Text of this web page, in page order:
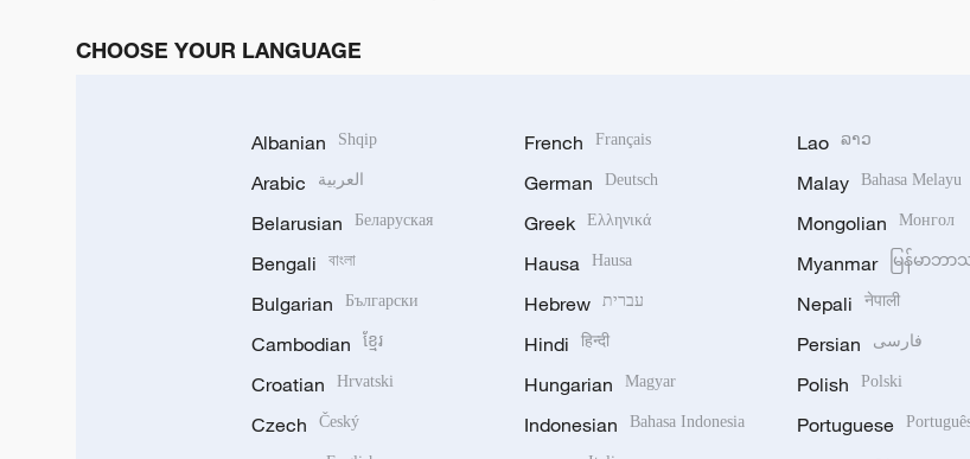
CHOOSE YOUR LANGUAGE
Albanian Shqip
Arabic العربية
Belarusian Беларуская
Bengali বাংলা
Bulgarian Български
Cambodian ខ្មែរ
Croatian Hrvatski
Czech Český
French Français
German Deutsch
Greek Ελληνικά
Hausa Hausa
Hebrew עברית
Hindi हिन्दी
Hungarian Magyar
Indonesian Bahasa Indonesia
Lao ລາວ
Malay Bahasa Melayu
Mongolian Монгол
Myanmar မြန်မာဘာ
Nepali नेपाली
Persian فارسی
Polish Polski
Portuguese